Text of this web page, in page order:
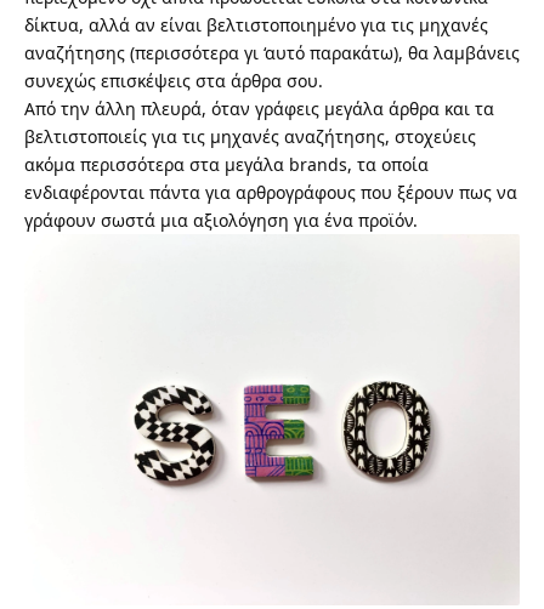
δίκτυα, αλλά αν είναι βελτιστοποιημένο για τις μηχανές
αναζήτησης (περισσότερα γι ‘αυτό παρακάτω), θα λαμβάνεις
συνεχώς επισκέψεις στα άρθρα σου.
Από την άλλη πλευρά, όταν γράφεις μεγάλα άρθρα και τα
βελτιστοποιείς για τις μηχανές αναζήτησης, στοχεύεις
ακόμα περισσότερα στα μεγάλα brands, τα οποία
ενδιαφέρονται πάντα για αρθρογράφους που ξέρουν πως να
γράφουν σωστά μια αξιολόγηση για ένα προϊόν.